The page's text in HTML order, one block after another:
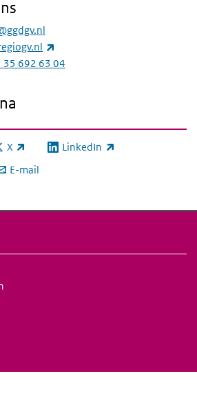
35 692 63 04
X link) LinkedIn
(externe link)
E-mail